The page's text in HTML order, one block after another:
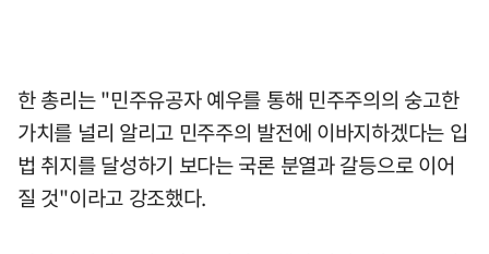
한 총리는 "민주유공자 예우를 통해 민주주의의 숭고한
가치를 널리 알리고 민주주의 발전에 이바지하겠다는 입
법 취지를 달성하기 보다는 국론 분열과 갈등으로 이어
질 것"이라고 강조했다.